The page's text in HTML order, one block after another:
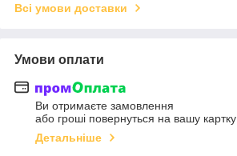
Всі умови доставки
Умови оплати
Ви отримаєте замовлення
або гроші повернуться на вашу картку
Детальніше